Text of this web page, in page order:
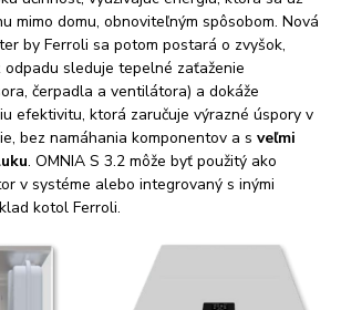
mimo domu, obnoviteľným spôsobom. Nová
by Ferroli sa potom postará o zvyšok,
odpadu sleduje tepelné zaťaženie
čerpadla a ventilátora) a dokáže
efektivitu, ktorá zaručuje výrazné úspory v
bez namáhania komponentov a sveľmi
. OMNIA S 3.2 môže byť použitý ako
v systéme alebo integrovaný s inými
kotol Ferroli.